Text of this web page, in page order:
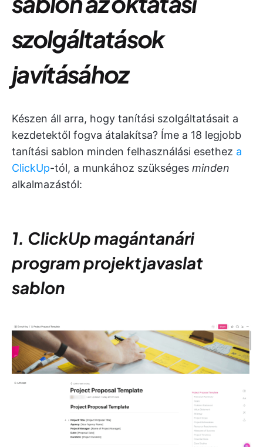
szolgáltatások
javításához
Készen áll arra, hogy tanítási szolgáltatásait a
kezdetektől fogva átalakítsa? Íme a 18 legjobb
tanítási sablon minden felhasználási esethez a
ClickUp-tól, a munkához szükséges minden
alkalmazástól:
1. ClickUp magántanári
program projektjavaslat
sablon